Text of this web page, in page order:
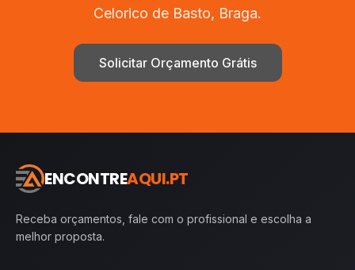
Celorico de Basto, Braga.
Solicitar Orçamento Grátis
ENCONTREAQUI.PT
Receba orçamentos, fale com o profissional e escolha a
melhor proposta.